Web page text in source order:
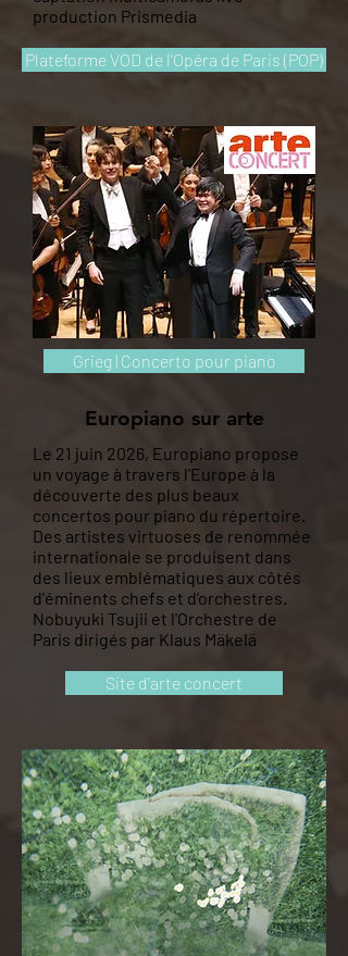
production Prismedia
Plateforme VOD de l'Opéra de Paris (POP)
Grieg | Concerto pour piano
Europiano sur arte
Le 21 juin 2026, Europiano propose
un voyage à travers l'Europe à la
découverte des plus beaux
concertos pour piano du répertoire.
Des artistes virtuoses de renommée
internationale se produisent dans
des lieux emblématiques aux côtés
d'éminents chefs et d’orchestres.
Nobuyuki Tsujii et l'Orchestre de
Paris dirigés par Klaus Mäkelä
Site d'arte concert